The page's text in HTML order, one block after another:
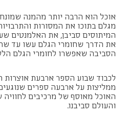
אוכל הוא הרבה יותר מהמנה
מגלם בתוכו את המסורות
המיתוסים סביבן, את האלמנטים
את הדרך שחומרי הגלם עשו עד
הסביבה שאפשרו לחומרי הגלם
לכבוד שבוע הספר ארבעת אוצרות
ממליצות על ארבעה ספרים
האוכל מאוסף של מרכיבים
והעולם סביבנו.